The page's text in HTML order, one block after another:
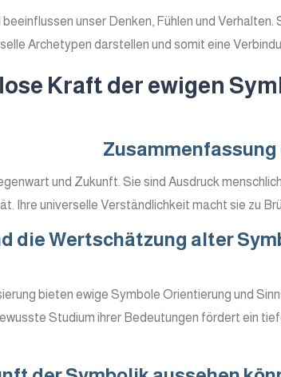
unser Denken, Fühlen und Verhalten.
Archetypen darstellen und somit eine
Kraft der ewigen
und Zukunft. Sie sind Ausdruck
Ihre universelle Verständlichkeit macht sie zu
die Wertschätzung alter
bieten ewige Symbole Orientierung und
Studium ihrer Bedeutungen fördert ein